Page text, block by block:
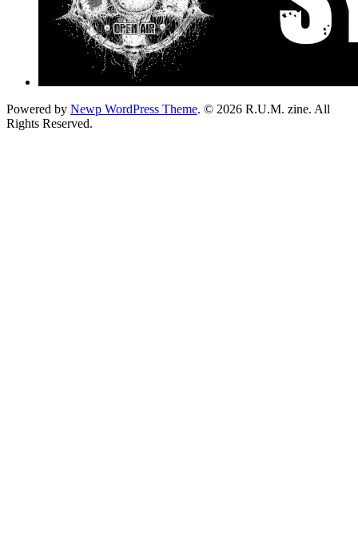
Powered by Newp WordPress Theme. © 2026 R.U.M. zine. All
Rights Reserved.